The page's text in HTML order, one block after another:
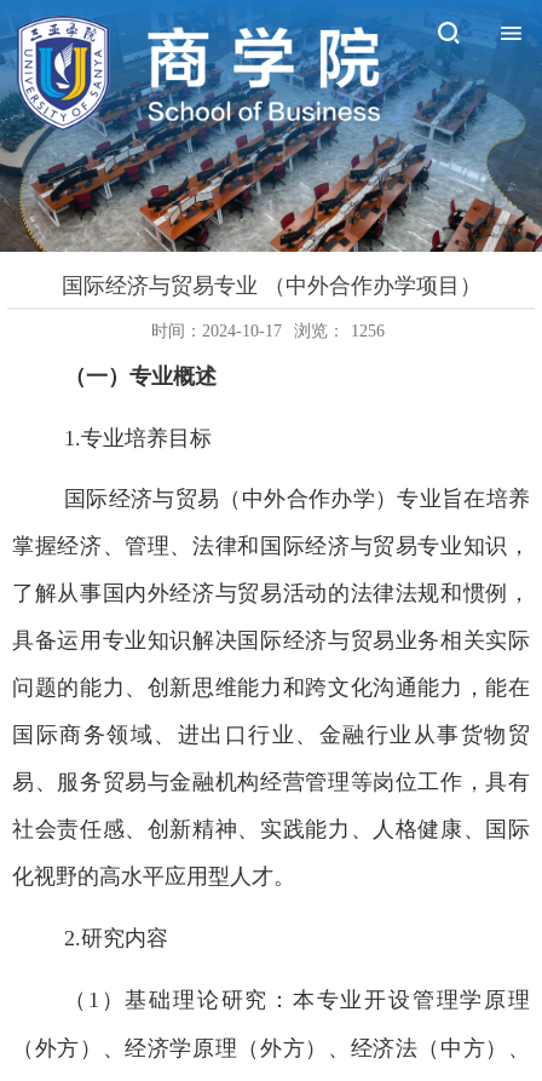
国际经济与贸易专业 （中外合作办学项目）
时间：2024-10-17 浏览： 1256
（一）专业概述
1.专业培养目标
国际经济与贸易（中外合作办学）专业旨在培养
掌握经济、管理、法律和国际经济与贸易专业知识，
了解从事国内外经济与贸易活动的法律法规和惯例，
具备运用专业知识解决国际经济与贸易业务相关实际
问题的能力、创新思维能力和跨文化沟通能力，能在
国际商务领域、进出口行业、金融行业从事货物贸
易、服务贸易与金融机构经营管理等岗位工作，具有
社会责任感、创新精神、实践能力、人格健康、国际
化视野的高水平应用型人才。
2.研究内容
（1 ）基础理论研究：本专业开设管理学原理
（ 外方）、经济学原理（外方）、 经济法（ 中方）、